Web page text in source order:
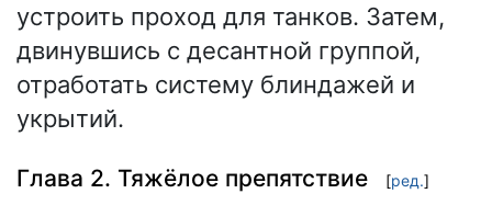
устроить проход для танков. Затем,
двинувшись с десантной группой,
отработать систему блиндажей и
укрытий.
Глава 2. Тяжёлое препятствие [ред.]